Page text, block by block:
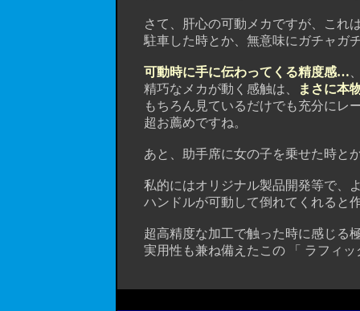
さて、肝心の可動メカですが、これ
駐車した時とか、無意味にガチャガチ
可動時に手に伝わってくる精度感…
精巧なメカが動く感触は、
まさに本
もちろん見ているだけでも充分にレー
超お薦めですね。
あと、助手席に女の子を乗せた時と
私的にはオリジナル製品開発等で、よ
ハンドルが可動して倒れてくれると作
超高精度な加工で触った時に感じる極
実用性も兼ね備えたこの 「 ラフィッ